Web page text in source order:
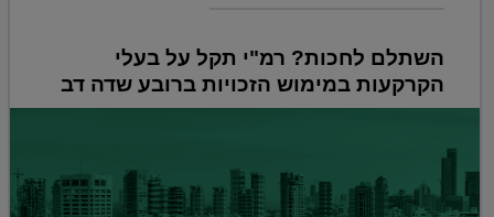
השתלם לחכות? רמ"י תקל על בעלי
הקרקעות במימוש הזכויות ברובע שדה דב